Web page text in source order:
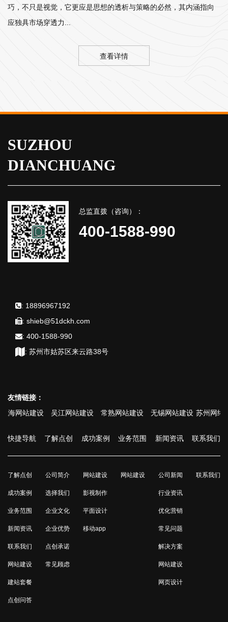
巧，不只是视觉，它更应是思想的透析与策略的必然，其内涵指向
应独具市场穿透力...
查看详情
SUZHOU
DIANCHUANG
总监直拨（咨询）：
400-1588-990
: 18896967192
: shieb@51dckh.com
: 400-1588-990
: 苏州市姑苏区来云路38号
友情链接：
建设
吴江网站建设 常熟网站建设 无锡网站建设 苏州网络公司 苏
快捷导航 了解点创 成功案例 业务范围 新闻资讯 联系我们
了解点创
成功案例
业务范围
新闻资讯
联系我们
网站建设
建站套餐
点创问答
公司简介
选择我们
企业文化
企业优势
点创承诺
常见顾虑
网站建设
影视制作
平面设计
移动app
网站建设 公司新闻
行业资讯
优化营销
常见问题
解决方案
网站建设
网页设计
联系我们